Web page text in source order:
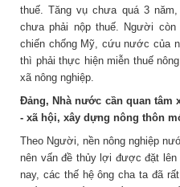
thuế. Tăng vụ chưa quá 3
chưa phải nộp thuế. Người
chiến chống Mỹ, cứu nước của
thì phải thực hiện miễn thuế
xã nông nghiệp.
Đảng, Nhà nước cần quan tâm
- xã hội, xây dựng nông thôn
Theo Người, nền nông nghiệp
nên vấn đề thủy lợi được đặt lên
nay, các thế hệ ông cha ta đã